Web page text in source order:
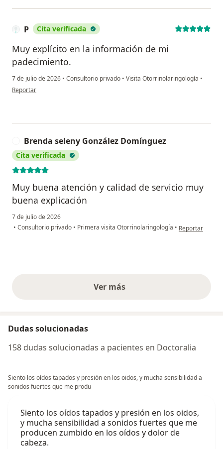
P Cita verificada
Muy explícito en la información de mi
padecimiento.
7 de julio de 2026 • Consultorio privado • Visita Otorrinolaringología •
en opinión del usuario P
Reportar
Brenda seleny González Domínguez
Cita verificada
Muy buena atención y calidad de servicio muy
buena explicación
7 de julio de 2026
• Consultorio privado • Primera visita Otorrinolaringología • en opinión del
Reportar
Ver másopiniones anteriores
Dudas solucionadas
158 dudas solucionadas a pacientes en Doctoralia
Siento los oídos tapados y presión en los oidos, y mucha sensibilidad a
sonidos fuertes que me produ
Siento los oídos tapados y presión en los oidos,
y mucha sensibilidad a sonidos fuertes que me
producen zumbido en los oídos y dolor de
cabeza.